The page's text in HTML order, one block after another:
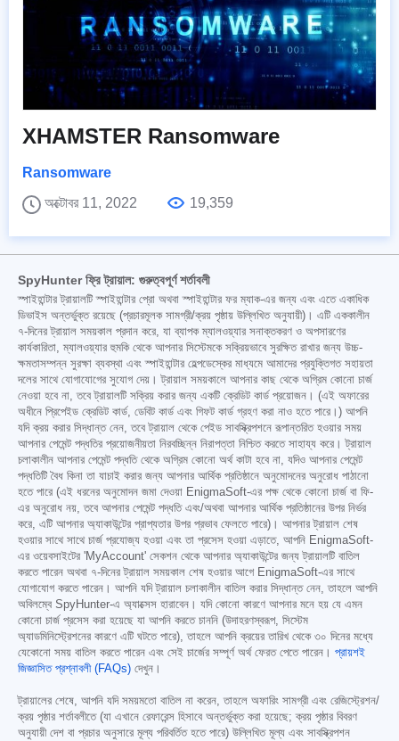
XHAMSTER Ransomware
Ransomware
অক্টোবর 11, 2022
19,359
SpyHunter ফ্রি ট্রায়াল: গুরুত্বপূর্ণ শর্তাবলী
স্পাইহান্টার ট্রায়ালটি স্পাইহান্টার প্রো অথবা স্পাইহান্টার ফর ম্যাক-এর জন্য এবং এতে একাধিক
ডিভাইস অন্তর্ভুক্ত রয়েছে (প্রচারমূলক সামগ্রী/ক্রয় পৃষ্ঠায় উল্লিখিত অনুযায়ী)। এটি এককালীন
৭-দিনের ট্রায়াল সময়কাল প্রদান করে, যা ব্যাপক ম্যালওয়্যার সনাক্তকরণ ও অপসারণের
কার্যকারিতা, ম্যালওয়্যার হুমকি থেকে আপনার সিস্টেমকে সক্রিয়ভাবে সুরক্ষিত রাখার জন্য উচ্চ-
ক্ষমতাসম্পন্ন সুরক্ষা ব্যবস্থা এবং স্পাইহান্টার হেল্পডেস্কের মাধ্যমে আমাদের প্রযুক্তিগত সহায়তা
দলের সাথে যোগাযোগের সুযোগ দেয়। ট্রায়াল সময়কালে আপনার কাছ থেকে অগ্রিম কোনো চার্জ
নেওয়া হবে না, তবে ট্রায়ালটি সক্রিয় করার জন্য একটি ক্রেডিট কার্ড প্রয়োজন। (এই অফারের
অধীনে প্রিপেইড ক্রেডিট কার্ড, ডেবিট কার্ড এবং গিফট কার্ড গ্রহণ করা নাও হতে পারে।) আপনি
যদি ক্রয় করার সিদ্ধান্ত নেন, তবে ট্রায়াল থেকে পেইড সাবস্ক্রিপশনে রূপান্তরিত হওয়ার সময়
আপনার পেমেন্ট পদ্ধতির প্রয়োজনীয়তা নিরবচ্ছিন্ন নিরাপত্তা নিশ্চিত করতে সাহায্য করে। ট্রায়াল
চলাকালীন আপনার পেমেন্ট পদ্ধতি থেকে অগ্রিম কোনো অর্থ কাটা হবে না, যদিও আপনার পেমেন্ট
পদ্ধতিটি বৈধ কিনা তা যাচাই করার জন্য আপনার আর্থিক প্রতিষ্ঠানে অনুমোদনের অনুরোধ পাঠানো
হতে পারে (এই ধরনের অনুমোদন জমা দেওয়া EnigmaSoft-এর পক্ষ থেকে কোনো চার্জ বা ফি-
এর অনুরোধ নয়, তবে আপনার পেমেন্ট পদ্ধতি এবং/অথবা আপনার আর্থিক প্রতিষ্ঠানের উপর নির্ভর
করে, এটি আপনার অ্যাকাউন্টের প্রাপ্যতার উপর প্রভাব ফেলতে পারে)। আপনার ট্রায়াল শেষ
হওয়ার সাথে সাথে চার্জ প্রযোজ্য হওয়া এবং তা প্রসেস হওয়া এড়াতে, আপনি EnigmaSoft-
এর ওয়েবসাইটের 'MyAccount' সেকশন থেকে আপনার অ্যাকাউন্টের জন্য ট্রায়ালটি বাতিল
করতে পারেন অথবা ৭-দিনের ট্রায়াল সময়কাল শেষ হওয়ার আগে EnigmaSoft-এর সাথে
যোগাযোগ করতে পারেন। আপনি যদি ট্রায়াল চলাকালীন বাতিল করার সিদ্ধান্ত নেন, তাহলে আপনি
অবিলম্বে SpyHunter-এ অ্যাক্সেস হারাবেন। যদি কোনো কারণে আপনার মনে হয় যে এমন
কোনো চার্জ প্রসেস করা হয়েছে যা আপনি করতে চাননি (উদাহরণস্বরূপ, সিস্টেম
অ্যাডমিনিস্ট্রেশনের কারণে এটি ঘটতে পারে), তাহলে আপনি ক্রয়ের তারিখ থেকে ৩০ দিনের মধ্যে
যেকোনো সময় বাতিল করতে পারেন এবং সেই চার্জের সম্পূর্ণ অর্থ ফেরত পেতে পারেন। প্রায়শই
জিজ্ঞাসিত প্রশ্নাবলী (FAQs) দেখুন।
ট্রায়ালের শেষে, আপনি যদি সময়মতো বাতিল না করেন, তাহলে অফারিং সামগ্রী এবং রেজিস্ট্রেশন/
ক্রয় পৃষ্ঠার শর্তাবলীতে (যা এখানে রেফারেন্স হিসাবে অন্তর্ভুক্ত করা হয়েছে; ক্রয় পৃষ্ঠার বিবরণ
অনুযায়ী দেশ বা প্রচার অনুসারে মূল্য পরিবর্তিত হতে পারে) উল্লিখিত মূল্য এবং সাবস্ক্রিপশন